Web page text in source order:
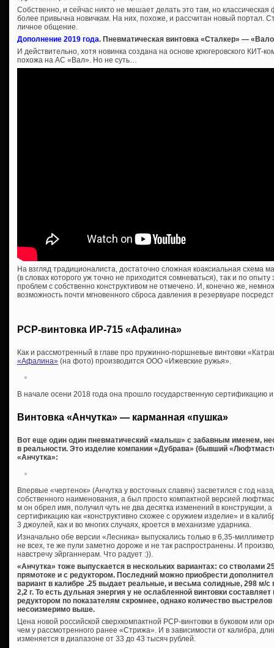
Собственно, и сейчас никто не мешает делать это там, но
более привычна новичкам. На них, похоже, и рассчитан новый портал.
личное общение.
Дополнение 2019 года. Пневматическая винтовка «Сталкер» —
И действительно, хотя новинка создана на основе крюгеровского КИТ-
похожа на АС «Вал». Но не суть…
На взгляд традиционалиста, достаточно сложная коаксиальная схема
(в словах которого уж точно не приходится сомневаться), так и по
проблем с собственно конструктивом не отмечено. И, конечно же,
возможность почти мгновенного сброса давления в резервуаре
PCP-винтовка ИР-715 «Афалина»
Как и рассмотренный в главе про пружинно-поршневые винтовки
«Афалина» (на фото) производится ООО «Ижевские ружья».
В начале осени 2018 года она прошло государственную сертификацию
Винтовка «Анчутка» — карманная «пушка»
Вот еще один один пневматический «малыш» с забавным именем,
в реальности. Это изделие компании «Дубрава» (бывший
«Анчутка»:
Впервые «чертенок» (Анчутка у восточных славян) засветился с год
собственного наименования, а был просто компактной версией
м он обрел имя, получил чуть не два десятка изменений в конструкции,
сертификацию как «конструктивно схожее с оружием изделие» и в
3 джоулей, как и во многих случаях, кроется в механизме ударника.
Изначально обе версии «Лесника» выпускались только в 6,35-
не всех, те же пули заметно дороже и не так распространены. И
навстречу эйрганнерам. Что радует :)).
«Анчутка» тоже выпускается в нескольких вариантах: со стволами
прямотоке и с редуктором. Последний можно приобрести
вариант в калибре .25 выдает реальные, и весьма солидные, 298 м/
2,2 г. То есть дульная энергия у не ослабленной винтовки
редуктором по показателям скромнее, однако количество
несоизмеримо выше.
Цена новой российской сверхкомпактной PCP-винтовки в буковом или
чем у рассмотренного ранее «Стрижа». И в зависимости от калибра,
изменяется в диапазоне от 33 до 43 тысяч рублей.